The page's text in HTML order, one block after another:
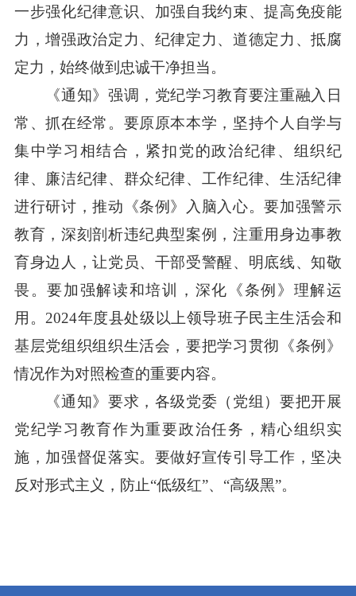
一步强化纪律意识、加强自我约束、提高免疫能
力，增强政治定力、纪律定力、道德定力、抵腐
定力，始终做到忠诚干净担当。
《通知》强调，党纪学习教育要注重融入日
常、抓在经常。要原原本本学，坚持个人自学与
集中学习相结合，紧扣党的政治纪律、组织纪
律、廉洁纪律、群众纪律、工作纪律、生活纪律
进行研讨，推动《条例》入脑入心。要加强警示
教育，深刻剖析违纪典型案例，注重用身边事教
育身边人，让党员、干部受警醒、明底线、知敬
畏。要加强解读和培训，深化《条例》理解运
用。2024年度县处级以上领导班子民主生活会和
基层党组织组织生活会，要把学习贯彻《条例》
情况作为对照检查的重要内容。
《通知》要求，各级党委（党组）要把开展
党纪学习教育作为重要政治任务，精心组织实
施，加强督促落实。要做好宣传引导工作，坚决
反对形式主义，防止“低级红”、“高级黑”。